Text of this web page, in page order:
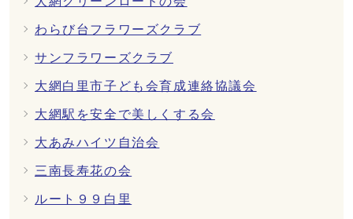
わらび台フラワーズクラブ
サンフラワーズクラブ
大網白里市子ども会育成連絡協議会
大網駅を安全で美しくする会
大あみハイツ自治会
三南長寿花の会
ルート９９白里